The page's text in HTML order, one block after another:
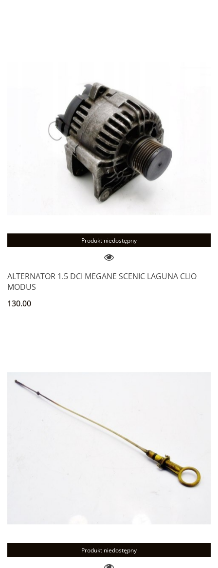
Produkt niedostępny
ALTERNATOR 1.5 DCI MEGANE SCENIC LAGUNA CLIO
MODUS
130.00
Produkt niedostępny